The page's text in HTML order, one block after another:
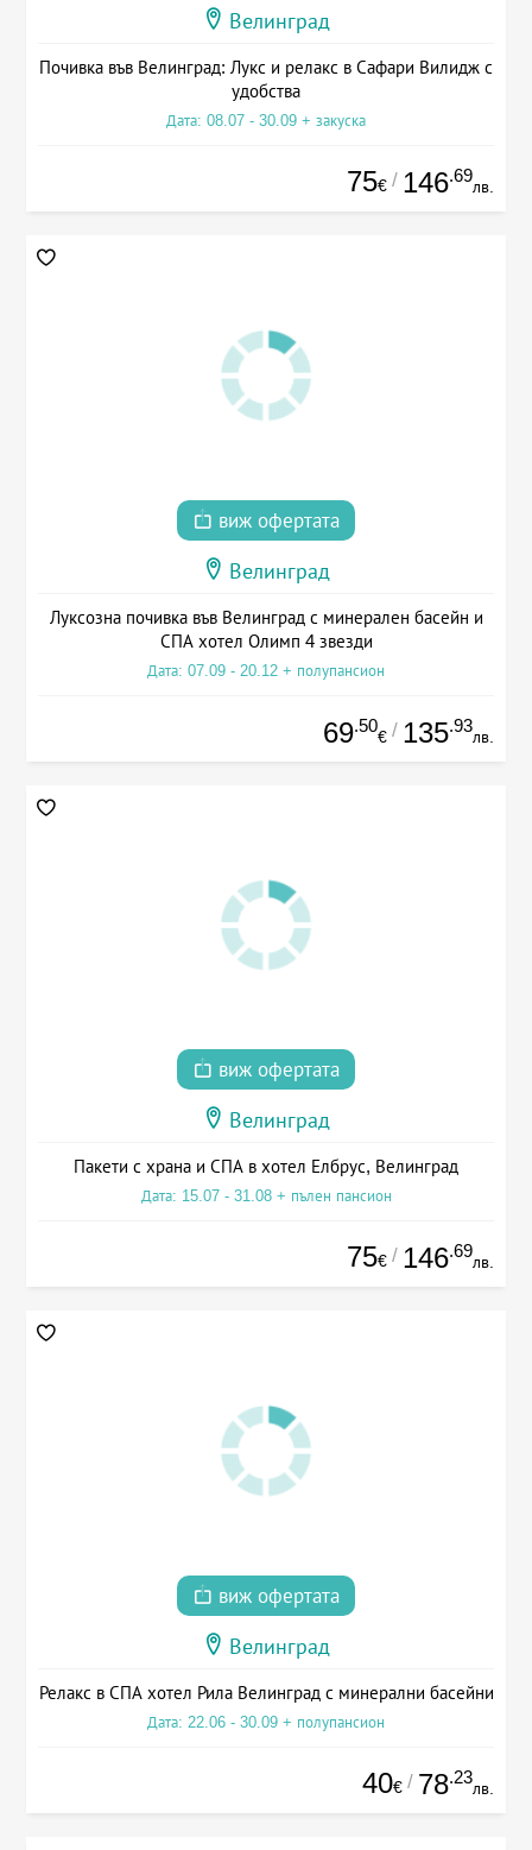
Велинград
Почивка във Велинград: Лукс и релакс в Сафари Вилидж с
удобства
Дата: 08.07 - 30.09 + закуска
75€ / 146.69
лв.
виж офертата
Велинград
Луксозна почивка във Велинград с минерален басейн и
СПА хотел Олимп 4 звезди
Дата: 07.09 - 20.12 + полупансион
69.50
€ / 135.93
лв.
виж офертата
Велинград
Пакети с храна и СПА в хотел Елбрус, Велинград
Дата: 15.07 - 31.08 + пълен пансион
75€ / 146.69
лв.
виж офертата
Велинград
Релакс в СПА хотел Рила Велинград с минерални басейни
Дата: 22.06 - 30.09 + полупансион
40€ / 78.23
лв.